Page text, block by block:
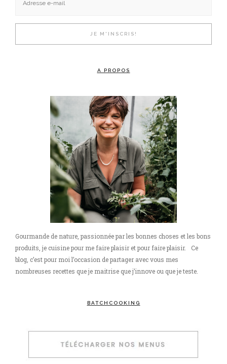
A PROPOS
Gourmande de nature, passionnée par les bonnes choses et les bons
produits, je cuisine pour me faire plaisir et pour faire plaisir. Ce
blog, c’est pour moi l’occasion de partager avec vous mes
nombreuses recettes que je maitrise que j’innove ou que je teste.
BATCHCOOKING